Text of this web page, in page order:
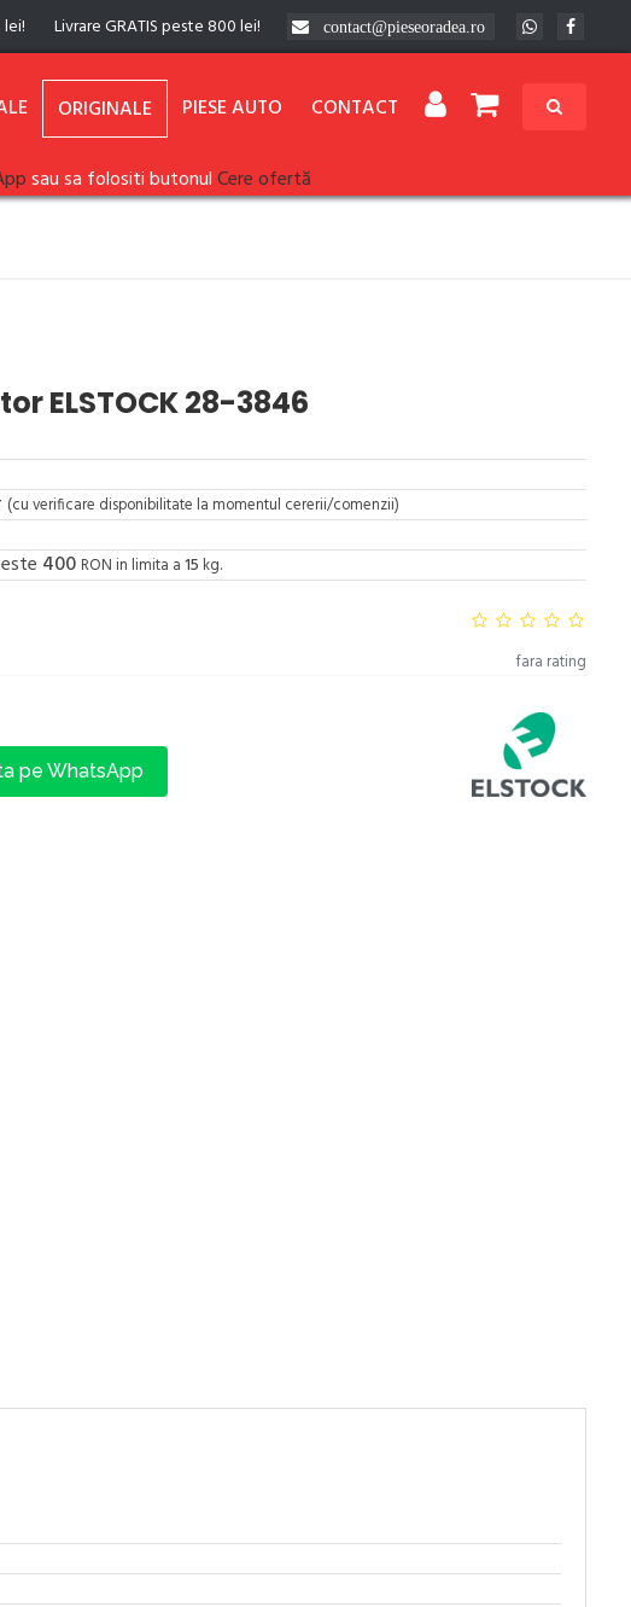
Livrare GRATIS peste 800 lei! contact@pieseoradea.ro
ORIGINALE PIESE AUTO CONTACT
sau sa folositi butonulCere ofertă
ELSTOCK 28-3846
(cu verificare disponibilitate la momentul cererii/comenzii)
400 RON in limita a15 kg.
fara rating
pe WhatsApp